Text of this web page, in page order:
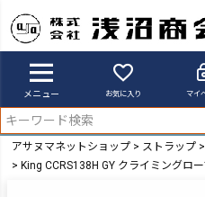
メニュー お気に入り マイ
アサヌマネットショップ ストラップ
King CCRS138H GY クライミングロ